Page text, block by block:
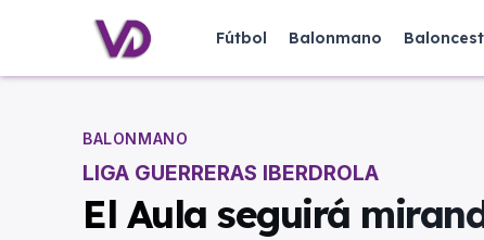
Fútbol Balonmano
BALONMANO
LIGA GUERRERAS IBERDROLA
El Aula seguirá